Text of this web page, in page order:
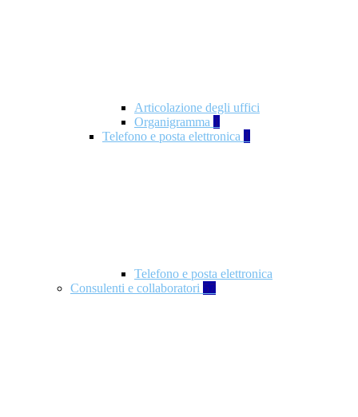
Articolazione degli uffici
Organigramma 1
Telefono e posta elettronica 1
Telefono e posta elettronica
Consulenti e collaboratori 57